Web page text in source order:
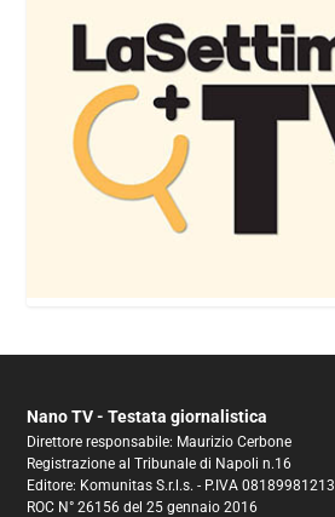
Nano TV - Testata giornalistica
Direttore responsabile: Maurizio Cerbone
Registrazione al Tribunale di Napoli n.16
Editore: Komunitas S.r.l.s. - P.IVA 08189981213
ROC N° 26156 del 25 gennaio 2016